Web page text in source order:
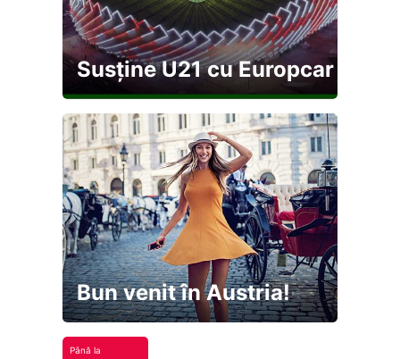
Susține U21 cu Europcar
Bun venit în Austria!
Până la